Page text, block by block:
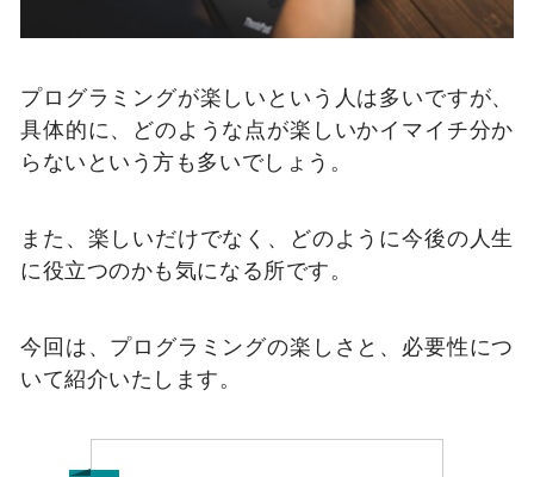
プログラミングが楽しいという人は多いですが、
具体的に、どのような点が楽しいかイマイチ分か
らないという方も多いでしょう。
また、楽しいだけでなく、どのように今後の人生
に役立つのかも気になる所です。
今回は、プログラミングの楽しさと、必要性につ
いて紹介いたします。